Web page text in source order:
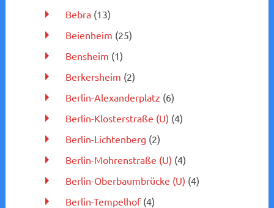
Bebra(13)
Beienheim (25)
Bensheim (1)
Berkersheim (2)
Berlin-Alexanderplatz (6)
Berlin-Klosterstraße (U) (4)
Berlin-Lichtenberg (2)
Berlin-Mohrenstraße (U) (4)
Berlin-Oberbaumbrücke (U) (4)
Berlin-Tempelhof(4)